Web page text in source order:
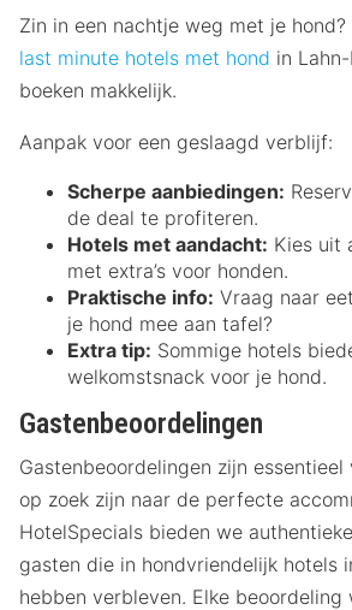
Zin in een nachtje weg met je
last minute hotels met hond in
boeken makkelijk.
Aanpak voor een geslaagd verblijf:
Scherpe aanbiedingen:
de deal te profiteren.
Hotels met aandacht: Kies uit
met extra’s voor honden.
Praktische info: Vraag naar
je hond mee aan tafel?
Extra tip: Sommige hotels
welkomstsnack voor je hond.
Gastenbeoordelingen
Gastenbeoordelingen zijn
op zoek zijn naar de perfecte
HotelSpecials bieden we
gasten die in hondvriendelijk hotels
hebben verbleven. Elke